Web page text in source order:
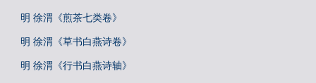
明 徐渭《煎茶七类卷》
明 徐渭《草书白燕诗卷》
明 徐渭《行书白燕诗轴》